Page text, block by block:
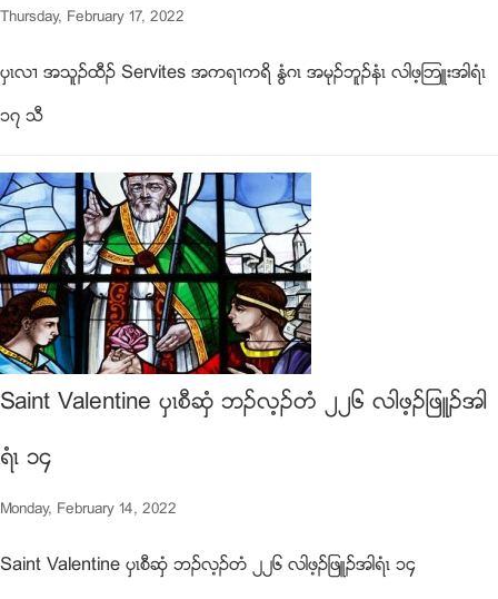
Thursday, February 17, 2022
ပွၚလ႕ အသူဥထီဥ Servites အကရ႕ကရိ ႏြံဂၚ အမုဥဘူဥနံၚ လါဖ့ၾဘဴးအါရံၚ
၁၇ သီ
Saint Valentine ပွၚစီဆွံ ဘဥလ့ဥတံ ၂၂၆ လါဖ့ဥျဖဴဥအါ
ရံၚ ၁၄
Monday, February 14, 2022
Saint Valentine ပွၚစီဆွံ ဘဥလ့ဥတံ ၂၂၆ လါဖ့ဥျဖဴဥအါရံၚ ၁၄